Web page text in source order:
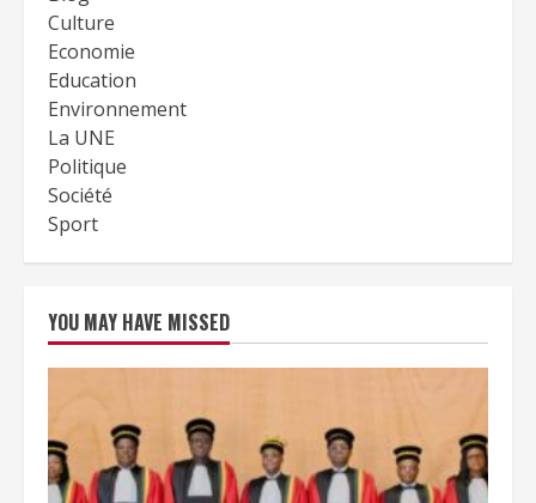
Culture
Economie
Education
Environnement
La UNE
Politique
Société
Sport
YOU MAY HAVE MISSED